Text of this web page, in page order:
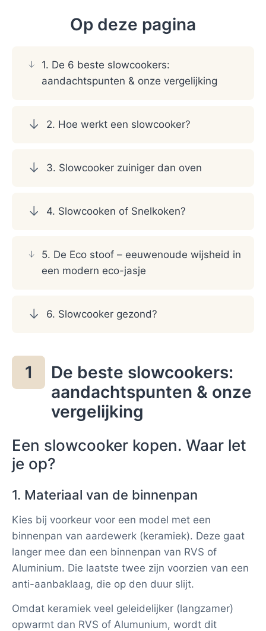
Op deze pagina
1. De 6 beste slowcookers:
aandachtspunten & onze vergelijking
2. Hoe werkt een slowcooker?
3. Slowcooker zuiniger dan oven
4. Slowcooken of Snelkoken?
5. De Eco stoof – eeuwenoude wijsheid in
een modern eco-jasje
6. Slowcooker gezond?
1
De beste slowcookers:
aandachtspunten & onze
vergelijking
Een slowcooker kopen. Waar let
je op?
1. Materiaal van de binnenpan
Kies bij voorkeur voor een model met een
binnenpan van aardewerk (keramiek). Deze gaat
langer mee dan een binnenpan van RVS of
Aluminium. Die laatste twee zijn voorzien van een
anti-aanbaklaag, die op den duur slijt.
Omdat keramiek veel geleidelijker (langzamer)
opwarmt dan RVS of Alumunium, wordt dit